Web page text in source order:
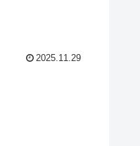
2025.11.29